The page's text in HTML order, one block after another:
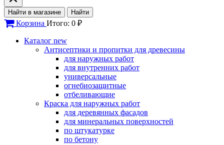
Найти в магазине Найти
Корзина Итого: 0 ₽
Каталог new
Антисептики и пропитки для древесины
для наружных работ
для внутренних работ
универсальные
огнебиозащитные
отбеливающие
Краска для наружных работ
для деревянных фасадов
для минеральных поверхностей
по штукатурке
по бетону